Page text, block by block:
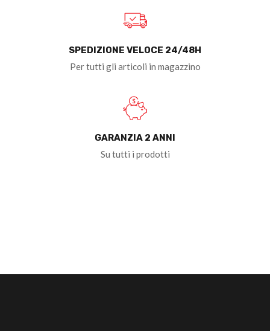
SPEDIZIONE VELOCE 24/48H
Per tutti gli articoli in magazzino
GARANZIA 2 ANNI
Su tutti i prodotti